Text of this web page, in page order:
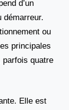
d’un
démarreur.
ou
principales
parfois quatre
Elle est